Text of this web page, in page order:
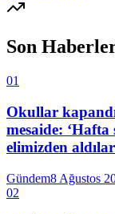
Son
01
Okullar
mesaide:
elimizden
Gündem8 Ağustos
02